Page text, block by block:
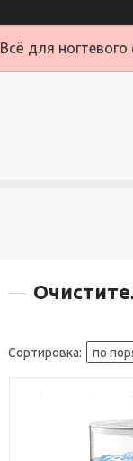
Всё для ногтевого